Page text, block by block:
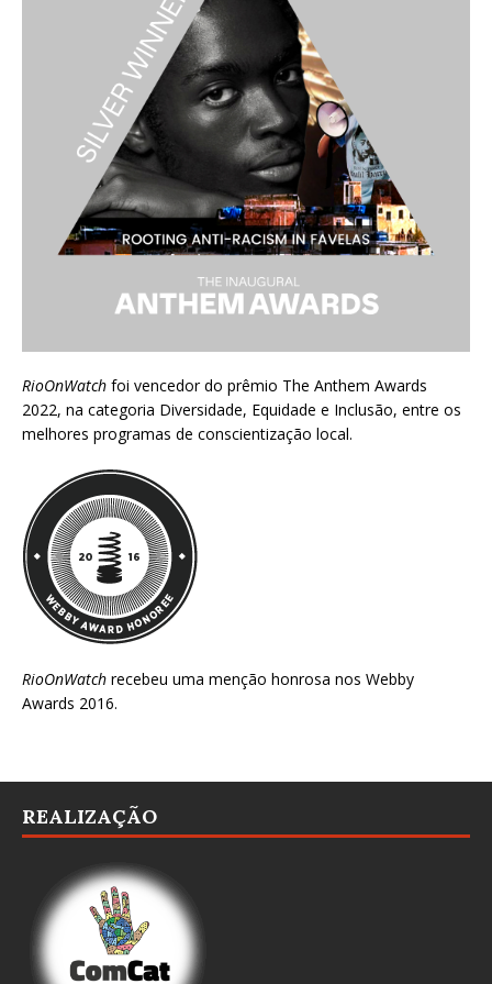
RioOnWatch foi vencedor do prêmio The Anthem Awards
2022, na categoria Diversidade, Equidade e Inclusão, entre os
melhores programas de conscientização local.
RioOnWatch recebeu uma menção honrosa nos Webby
Awards 2016.
REALIZAÇÃO